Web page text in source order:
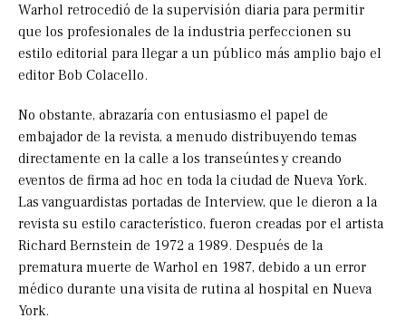
Warhol retrocedió de la supervisión diaria para permitir
que los profesionales de la industria perfeccionen su
estilo editorial para llegar a un público más amplio bajo el
editor Bob Colacello.
No obstante, abrazaría con entusiasmo el papel de
embajador de la revista, a menudo distribuyendo temas
directamente en la calle a los transeúntes y creando
eventos de firma ad hoc en toda la ciudad de Nueva York.
Las vanguardistas portadas de Interview, que le dieron a la
revista su estilo característico, fueron creadas por el artista
Richard Bernstein de 1972 a 1989. Después de la
prematura muerte de Warhol en 1987, debido a un error
médico durante una visita de rutina al hospital en Nueva
York.